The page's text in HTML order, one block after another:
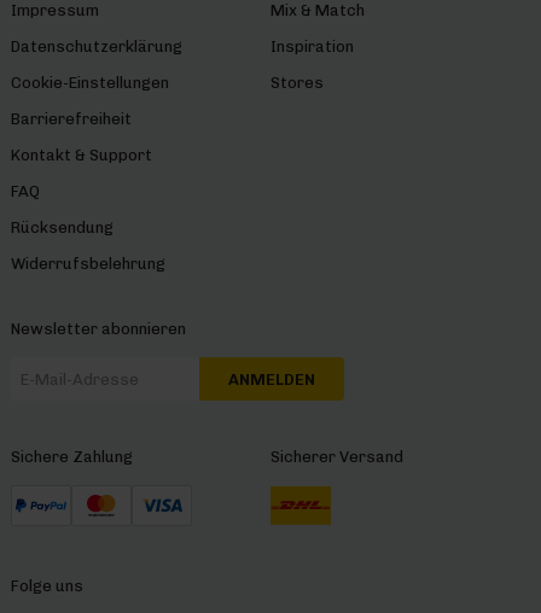
Impressum
Datenschutzerklärung
Cookie-Einstellungen
Barrierefreiheit
Kontakt & Support
FAQ
Rücksendung
Widerrufsbelehrung
Mix & Match
Inspiration
Stores
Newsletter abonnieren
ANMELDEN
Sichere Zahlung Sicherer Versand
Folge uns